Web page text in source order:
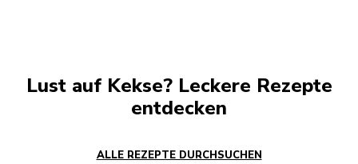
Lust auf Kekse? Leckere Rezepte
entdecken
ALLE REZEPTE DURCHSUCHEN